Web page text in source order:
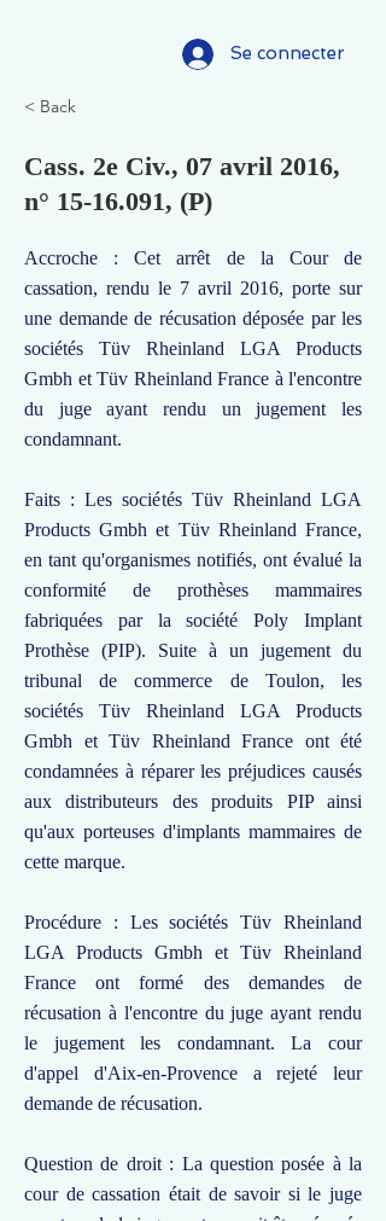
Se connecter
< Back
Cass. 2e Civ., 07 avril 2016,
n° 15-16.091, (P)
Accroche : Cet arrêt de la Cour de
cassation, rendu le 7 avril 2016, porte sur
une demande de récusation déposée par les
sociétés Tüv Rheinland LGA Products
Gmbh et Tüv Rheinland France à l'encontre
du juge ayant rendu un jugement les
condamnant.
Faits : Les sociétés Tüv Rheinland LGA
Products Gmbh et Tüv Rheinland France,
en tant qu'organismes notifiés, ont évalué la
conformité de prothèses mammaires
fabriquées par la société Poly Implant
Prothèse (PIP). Suite à un jugement du
tribunal de commerce de Toulon, les
sociétés Tüv Rheinland LGA Products
Gmbh et Tüv Rheinland France ont été
condamnées à réparer les préjudices causés
aux distributeurs des produits PIP ainsi
qu'aux porteuses d'implants mammaires de
cette marque.
Procédure : Les sociétés Tüv Rheinland
LGA Products Gmbh et Tüv Rheinland
France ont formé des demandes de
récusation à l'encontre du juge ayant rendu
le jugement les condamnant. La cour
d'appel d'Aix-en-Provence a rejeté leur
demande de récusation.
Question de droit : La question posée à la
cour de cassation était de savoir si le juge